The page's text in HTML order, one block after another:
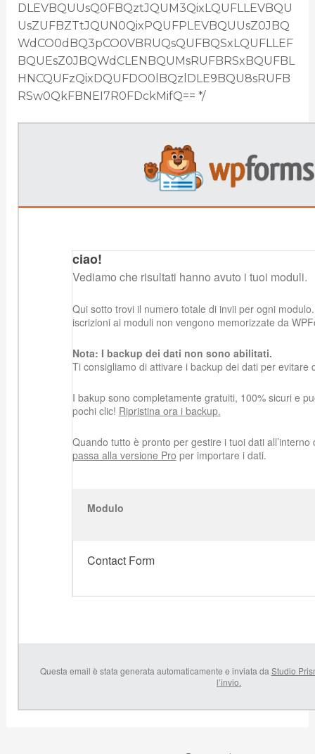
DLEVBQUUsQ0FBQztJQUM3QixLQUFLLEVBQU
UsZUFBZTtJQUN0QixPQUFPLEVBQUUsZ0JBQ
WdCO0dBQ3pCO0VBRUQsQUFBQSxLQUFLLEF
BQUEsZ0JBQWdCLENBQUMsRUFBRSxBQUFBL
HNCQUFzQixDQUFDO0lBQzlDLE9BQU8sRUFB
RSw0QkFBNEI7R0FDckMifQ== */
ciao!
Vediamo che risultati hanno avuto i tuoi moduli.
Qui sotto trovi il numero totale di invii per ogni
iscrizioni ai moduli non vengono memorizzate da
Nota: I backup dei dati non sono abilitati.
Ti consigliamo di attivare i backup dei dati per evitare
I bakup sono completamente gratuiti, 100% sicuri e
pochi clic! Ripristina ora i backup.
Quando tutto è pronto per gestire i tuoi dati all’interno
passa alla versione Pro per importare i dati.
Modulo
Contact Form
Questa email è stata generata automaticamente e inviata daStudio
l’invio.